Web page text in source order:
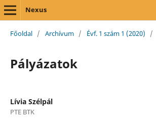
Nexus
Főoldal / Archívum / Évf. 1 szám 1 (2020) /
Pályázatok
Lívia Szélpál
PTE BTK